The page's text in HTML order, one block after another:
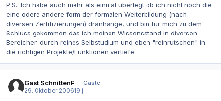
P.S.: Ich habe auch mehr als einmal überlegt ob ich nicht noch die
eine odere andere form der formalen Weiterbildung (nach
diversen Zertifizierungen) dranhänge, und bin für mich zu dem
Schluss gekommen das ich meinen Wissensstand in diversen
Bereichen durch reines Selbstudium und eben "reinrutschen" in
die richtigen Projekte/Funktionen vertiefe.
Gast SchnittenP
Gäste
29. Oktober 200619 j